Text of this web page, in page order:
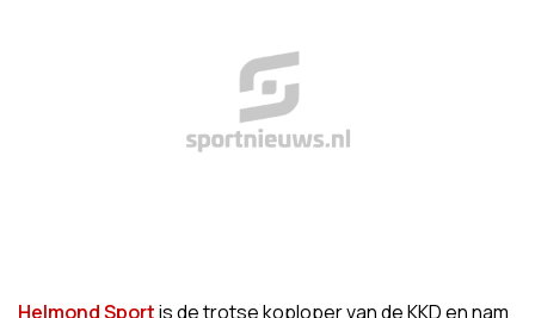
Helmond Sportis de trotse koploper van de KKD en nam